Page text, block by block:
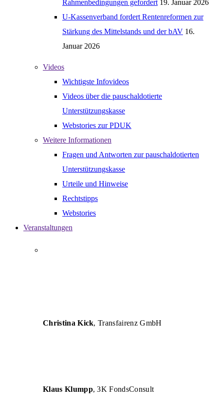
Rahmenbedingungen gefordert 19. Januar 2026
U-Kassenverband fordert Rentenreformen zur
Stärkung des Mittelstands und der bAV 16.
Januar 2026
Videos
Wichtigste Infovideos
Videos über die pauschaldotierte
Unterstützungskasse
Webstories zur PDUK
Weitere Informationen
Fragen und Antworten zur pauschaldotierten
Unterstützungskasse
Urteile und Hinweise
Rechtstipps
Webstories
Veranstaltungen
Christina Kick, Transfairenz GmbH
Klaus Klumpp, 3K FondsConsult